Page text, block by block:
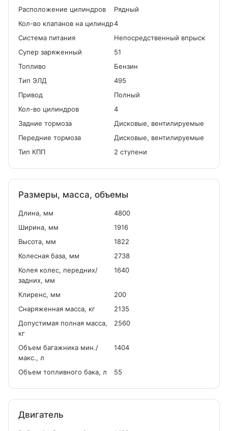
Расположение цилиндров
Рядный
Кол-во клапанов на цилиндр4
Система питания
Непосредственный впрыск
Cупер заряженный
51
Топливо
Бензин
Tип ЭЛД
495
Привод
Полный
Кол-во цилиндров
4
Задние тормоза
Дисковые, вентилируемые
Передние тормоза
Дисковые, вентилируемые
Тип КПП
2 ступени
Размеры, масса, объемы
Длина, мм
4800
Ширина, мм
1916
Высота, мм
1822
Колесная база, мм
2738
Колея колес, передних/
задних, мм
1640
Клиренс, мм
200
Снаряженная масса, кг
2135
Допустимая полная масса,
кг
2560
Объем багажника мин./
макс., л
1404
Объем топливного бака, л 55
Двигатель